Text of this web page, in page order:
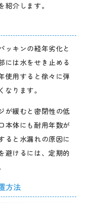
介します。
ッキンの経年劣化と
には水をせき止める
使用すると徐々に弾
ります。
が緩むと密閉性の低
本体にも耐用年数が
ると水漏れの原因に
避けるには、定期的
方法